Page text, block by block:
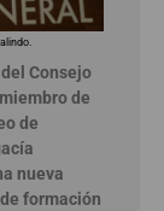
Consejo
de
de
nueva
formación